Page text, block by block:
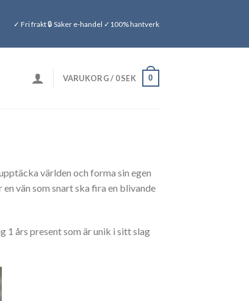
✓ Fri frakt 🔒 Säker e-handel ✓100% hantverk
VARUKORG / 0SEK 0
världen och forma sin egen
vän som snart ska fira en blivande
1 års present som är unik i sitt slag